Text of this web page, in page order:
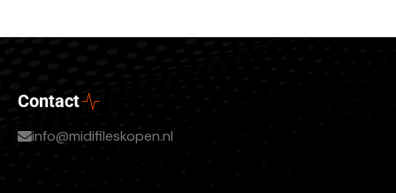
Contact
info@midifileskopen.nl